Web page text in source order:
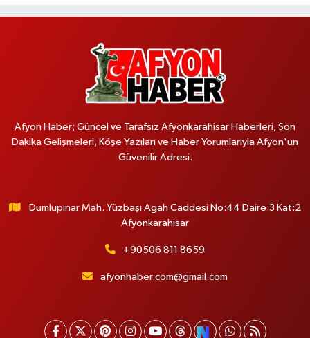
Afyon Haber; Güncel ve Tarafsız Afyonkarahisar Haberleri, Son
Dakika Gelişmeleri, Köşe Yazıları ve Haber Yorumlarıyla Afyon'un
Güvenilir Adresi.
Dumlupınar Mah. Yüzbaşı Agah Caddesi No:44 Daire:3 Kat:2
Afyonkarahisar
+90506 811 8659
afyonhaber.com@gmail.com